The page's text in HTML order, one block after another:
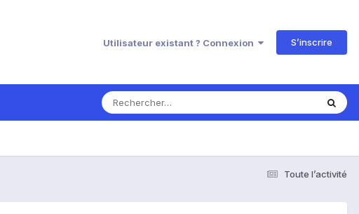
Utilisateur existant ? Connexion S’inscrire
Toute l’activité